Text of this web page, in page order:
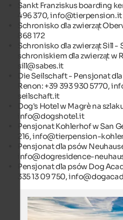
Trekking with the dog
Trekking with the dog
Sankt Franziskus boarding
496 370, info@tierpension.it
Schronisko dla zwierząt
868 172
Schronisko dla zwierząt Sill
schroniskiem dla zwierząt w
sill@sabes.it
Die Seilschaft - Pensjonat
Renon: +39 393 930 5770,
seilschaft.it
Dog's Hotel w Magrè na
info@dogshotel.it
Pensjonat Kohlerhof w San
216, info@tierpension-
Pensjonat dla psów
info@dogresidence-
Pensjonat dla psów Dog
335 13 09 750,